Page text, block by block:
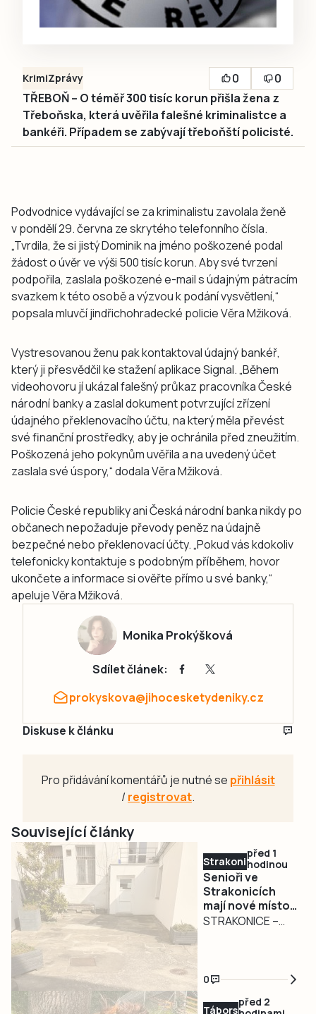
KrimiZprávy 0
0
TŘEBOŇ – O téměř 300 tisíc korun přišla žena z
Třeboňska, která uvěřila falešné kriminalistce a
bankéři. Případem se zabývají třeboňští policisté.
Podvodnice vydávající se za kriminalistu zavolala ženě
v pondělí 29. června ze skrytého telefonního čísla.
„Tvrdila, že si jistý Dominik na jméno poškozené podal
žádost o úvěr ve výši 500 tisíc korun. Aby své tvrzení
podpořila, zaslala poškozené e-mail s údajným pátracím
svazkem k této osobě a výzvou k podání vysvětlení,“
popsala mluvčí jindřichohradecké policie Věra Mžiková.
Vystresovanou ženu pak kontaktoval údajný bankéř,
který ji přesvědčil ke stažení aplikace Signal. „Během
videohovoru jí ukázal falešný průkaz pracovníka České
národní banky a zaslal dokument potvrzující zřízení
údajného překlenovacího účtu, na který měla převést
své finanční prostředky, aby je ochránila před zneužitím.
Poškozená jeho pokynům uvěřila a na uvedený účet
zaslala své úspory,“ dodala Věra Mžiková.
Policie České republiky ani Česká národní banka nikdy po
občanech nepožaduje převody peněz na údajně
bezpečné nebo překlenovací účty. „Pokud vás kdokoliv
telefonicky kontaktuje s podobným příběhem, hovor
ukončete a informace si ověřte přímo u své banky,“
apeluje Věra Mžiková.
Monika Prokýšková
Sdílet článek:
prokyskova@jihocesketydeniky.cz
Diskuse k článku
Pro přidávání komentářů je nutné se přihlásit
/registrovat.
Související články
Strakonicko
před 1
hodinou
Senioři ve
Strakonicích
mají nové místo
pro setkávání.
STRAKONICE –
Strakonicích se
opět posunulo dál.
U Infocentra pro
0
Táborsko
před 2